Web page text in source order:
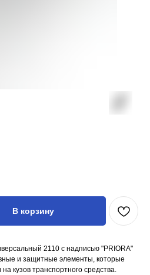
В корзину
2110 с надписью "PRIORA"
и защитные элементы, которые
кузов транспортного средства.